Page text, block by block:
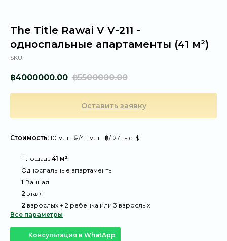
The Title Rawai V V-211 -
односпальные апартаменты (41 м²)
SKU:
฿4000000.00 ฿5500000.00
Оставить заявку
Стоимость: 10 млн. ₽/4,1 млн. ฿/127 тыс. $
Площадь 41 м²
Односпальные апартаменты
1 Ванная
2 этаж
2 взрослых + 2 ребенка или 3 взрослых
Все параметры
Консультация в WhatApp